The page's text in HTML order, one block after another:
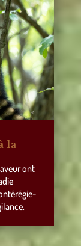
la
ont